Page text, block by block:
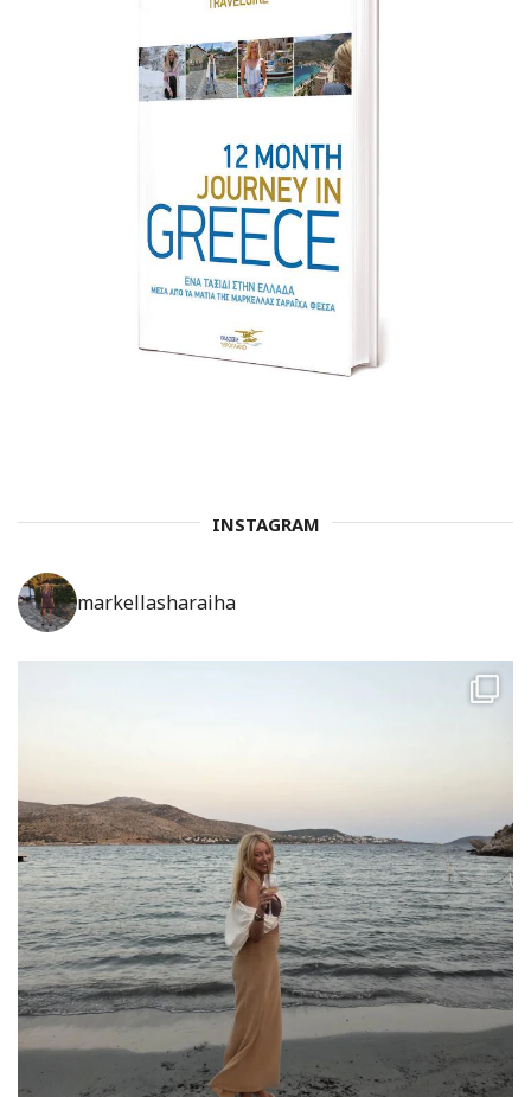
INSTAGRAM
markellasharaiha